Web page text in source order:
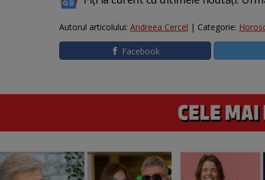
Autorul articolului: Andreea Cercel | Categorie:
Facebook